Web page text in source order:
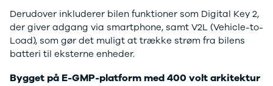
Anmeldelser
Privatleasing
Tilbud
IONIQ 6 N
Anmeldelser
B-Max
Bronco
C-Max
Capri
EcoSport
Derudover inkluderer bilen funktioner som Digital Key 2,
der giver adgang via smartphone, samt V2L (Vehicle-to-
Load), som gør det muligt at trække strøm fra bilens
batteri til eksterne enheder.
Bygget på E-GMP-platform med 400 volt arkitektur